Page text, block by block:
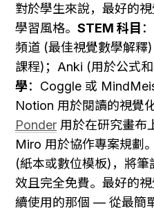
對於學生來說，最好的
學習風格。 STEM 科目
頻道 (最佳視覺數學解釋
課程)；Anki (用於公式和
學：Coggle 或
Notion 用於閱讀的視覺
Ponder 用於在研究畫布
Miro 用於協作專案規劃。
(紙本或數位模板)，將
效且完全免費。最好的
續使用的那個 — 從最簡